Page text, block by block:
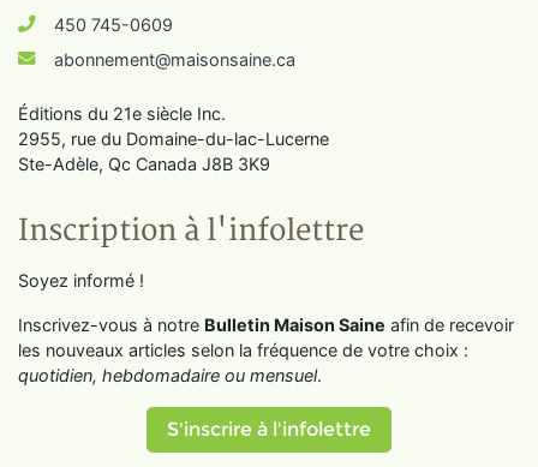
450 745-0609
abonnement@maisonsaine.ca
Éditions du 21e siècle Inc.
2955, rue du Domaine-du-lac-Lucerne
Ste-Adèle, Qc Canada J8B 3K9
Inscription à l'infolettre
Soyez informé !
Inscrivez-vous à notre Bulletin Maison Saine afin de recevoir
les nouveaux articles selon la fréquence de votre choix :
quotidien, hebdomadaire ou mensuel.
S'inscrire à l'infolettre